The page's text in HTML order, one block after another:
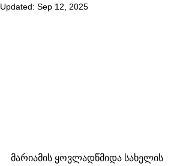
Updated: Sep 12, 2025
მარიამის ყოვლადწმიდა სახელის